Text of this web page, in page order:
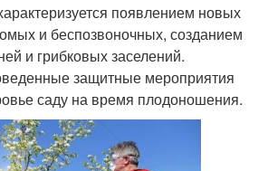
появлением новых
и беспозвоночных, созданием
и грибковых заселений.
защитные мероприятия
саду на время плодоношения.